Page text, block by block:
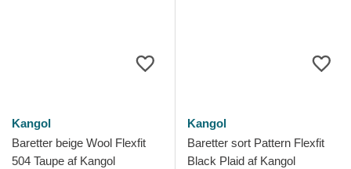
Kangol
Baretter beige Wool Flexfit
504 Taupe af Kangol
Kangol
Baretter sort Pattern Flexfit
Black Plaid af Kangol